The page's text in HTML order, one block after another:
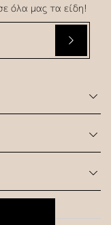
όλα μας τα είδη!